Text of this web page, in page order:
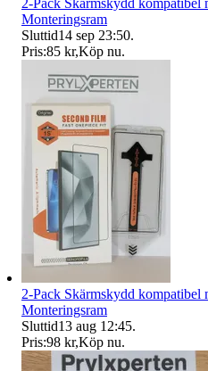
2-Pack Skärmskydd kompatibel
Monteringsram
Sluttid14 sep 23:50.
Pris:85 kr,Köp nu.
2-Pack Skärmskydd kompatibel
Monteringsram
Sluttid13 aug 12:45.
Pris:98 kr,Köp nu.